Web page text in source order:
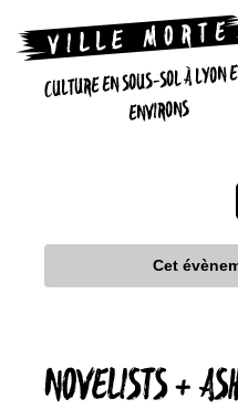
CULTURE EN SOUS-SOL À LYON
ENVIRONS
Cet
NOVELISTS +